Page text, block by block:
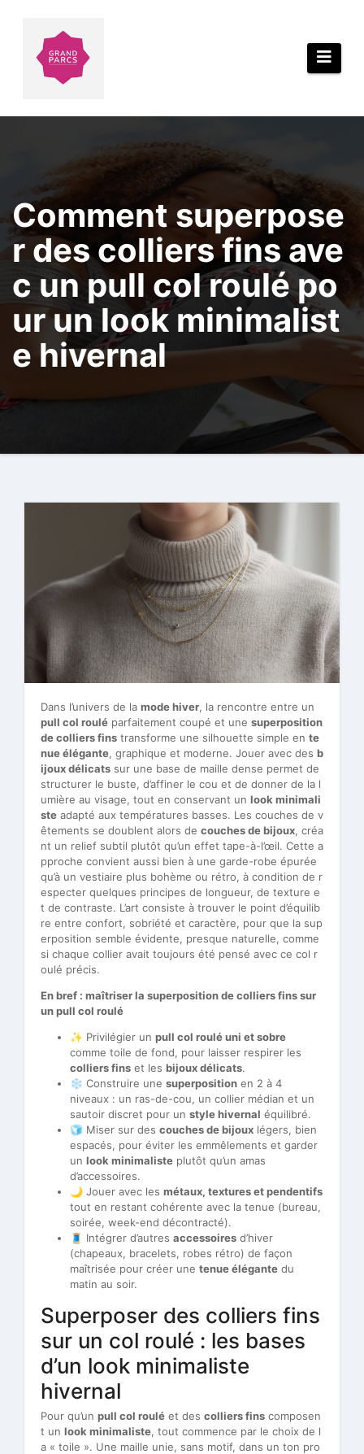
Comment superpose
r des colliers fins ave
c un pull col roulé po
ur un look minimalist
e hivernal
Dans l’univers de la mode hiver, la rencontre entre un
pull col roulé parfaitement coupé et une superposition
de colliers fins transforme une silhouette simple en te
nue élégante, graphique et moderne. Jouer avec des b
ijoux délicats sur une base de maille dense permet de
structurer le buste, d’affiner le cou et de donner de la l
umière au visage, tout en conservant un look minimali
ste adapté aux températures basses. Les couches de v
êtements se doublent alors de couches de bijoux, créa
nt un relief subtil plutôt qu’un effet tape-à-l’œil. Cette a
pproche convient aussi bien à une garde-robe épurée
qu’à un vestiaire plus bohème ou rétro, à condition de r
especter quelques principes de longueur, de texture e
t de contraste. L’art consiste à trouver le point d’équilib
re entre confort, sobriété et caractère, pour que la sup
erposition semble évidente, presque naturelle, comme
si chaque collier avait toujours été pensé avec ce col r
oulé précis.
En bref : maîtriser la superposition de colliers fins sur
un pull col roulé
✨ Privilégier un pull col roulé uni et sobre
comme toile de fond, pour laisser respirer les
colliers fins et les bijoux délicats.
❄️ Construire une superposition en 2 à 4
niveaux : un ras-de-cou, un collier médian et un
sautoir discret pour un style hivernal équilibré.
🧊 Miser sur des couches de bijoux légers, bien
espacés, pour éviter les emmêlements et garder
un look minimaliste plutôt qu’un amas
d’accessoires.
🌙 Jouer avec les métaux, textures et pendentifs
tout en restant cohérente avec la tenue (bureau,
soirée, week-end décontracté).
🧵 Intégrer d’autres accessoires d’hiver
(chapeaux, bracelets, robes rétro) de façon
maîtrisée pour créer une tenue élégante du
matin au soir.
Superposer des colliers fins
sur un col roulé : les bases
d’un look minimaliste
hivernal
Pour qu’un pull col roulé et des colliers fins composen
t un look minimaliste, tout commence par le choix de l
a « toile ». Une maille unie, sans motif, dans un ton pro